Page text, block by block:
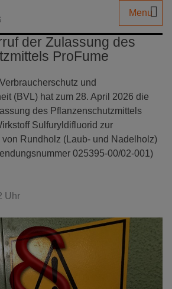
Menu
der Zulassung des
ProFume
und
(BVL) hat zum 28. April 2026 die
des Pflanzenschutzmittels
Sulfuryldifluorid zur
Rundholz (Laub- und Nadelholz)
025395-00/02-001)
Uhr